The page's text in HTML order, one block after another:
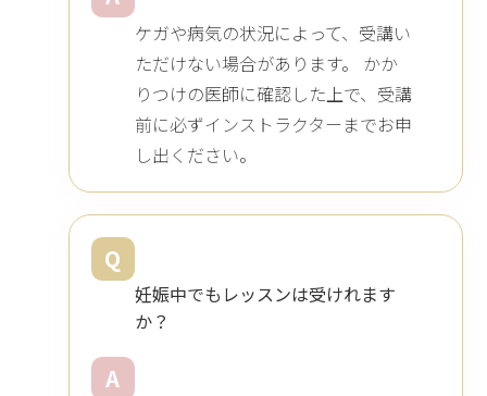
ケガや病気の状況によって、受講い
ただけない場合があります。 かか
りつけの医師に確認した上で、受講
前に必ずインストラクターまでお申
し出ください。
Q
妊娠中でもレッスンは受けれます
か？
A